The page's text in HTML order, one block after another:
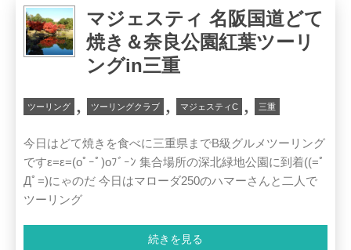
マジェスティ 名阪国道どて
焼き＆奈良公園紅葉ツーリ
ングin三重
ツーリング , ツーリングクラブ , マジェスティC , 三重
今日はどて焼きを食べに三重県までB級グルメツーリング
ですε=ε=(oﾟｰﾟ)oﾌﾞｰﾝ 集合場所の深北緑地公園に到着((=ﾟ
Дﾟ=)にゃのだ 今日はマローダ250のハマーさんと二人で
ツーリング
続きを見る